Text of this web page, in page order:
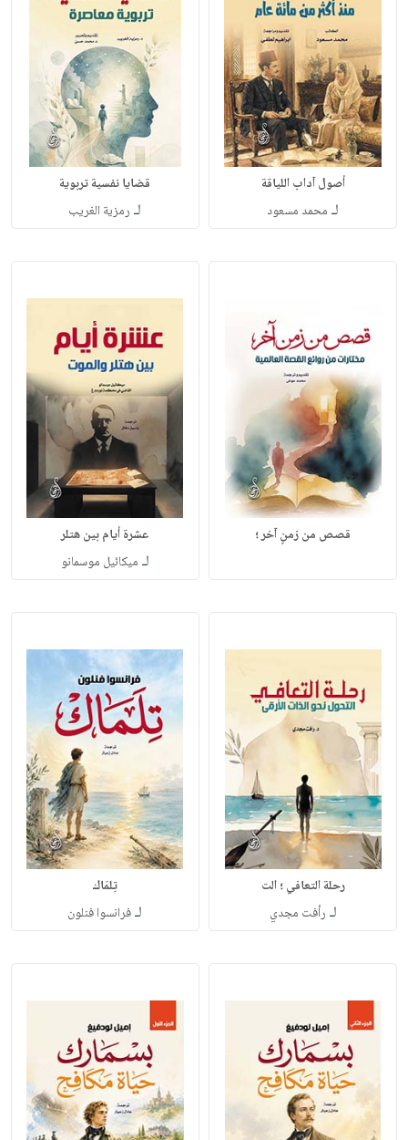
أصول آداب اللياقة
لـ محمد مسعود
قضايا نفسية تربوية
لـ رمزية الغريب
قصص من زمنٍ آخر ؛ عشرة أيام بين هتلر
لـ ميكائيل موسمانو
رحلة التعافي ؛ الت
لـ رأفت مجدي
تِلمَاك
لـفرانسوا فنلون